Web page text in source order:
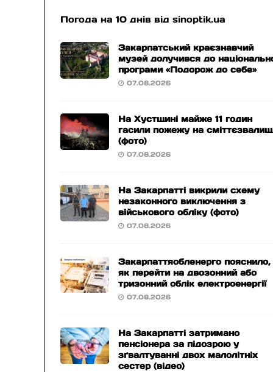
Погода на 10 днів відsinoptik.ua
Закарпатський краєзнавчий
музей долучився до
програми «Подорож до себе»
07.08.2026
На Хустщині майже 11 годин
гасили пожежу на
(фото)
07.08.2026
На Закарпатті викрили схему
незаконного виключення з
військового обліку (фото)
07.08.2026
Закарпаттяобленерго пояснило,
як перейти на двозонний або
тризонний облік електроенергії
07.08.2026
На Закарпатті затримано
пенсіонера за підозрою у
зґвалтуванні двох малолітніх
сестер (відео)